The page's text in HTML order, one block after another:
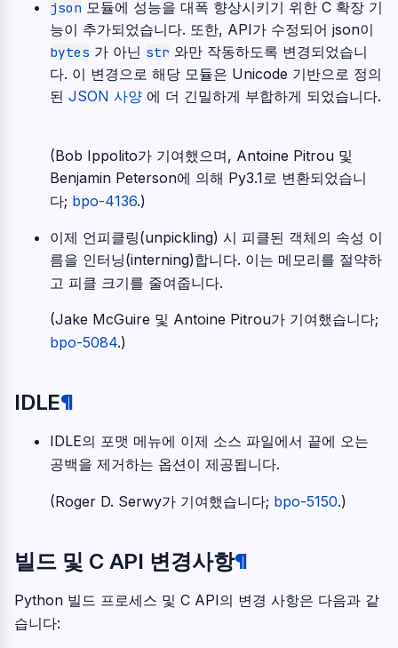
json 모듈에 성능을 대폭 향상시키기 위한 C 확장 기
능이 추가되었습니다. 또한, API가 수정되어 json이
bytes 가 아닌 str 와만 작동하도록 변경되었습니
다. 이 변경으로 해당 모듈은 Unicode 기반으로 정의
된 JSON 사양 에 더 긴밀하게 부합하게 되었습니다.
(Bob Ippolito가 기여했으며, Antoine Pitrou 및
Benjamin Peterson에 의해 Py3.1로 변환되었습니
다; bpo-4136.)
이제 언피클링(unpickling) 시 피클된 객체의 속성 이
름을 인터닝(interning)합니다. 이는 메모리를 절약하
고 피클 크기를 줄여줍니다.
(Jake McGuire 및 Antoine Pitrou가 기여했습니다;
bpo-5084.)
IDLE¶
IDLE의 포맷 메뉴에 이제 소스 파일에서 끝에 오는
공백을 제거하는 옵션이 제공됩니다.
(Roger D. Serwy가 기여했습니다; bpo-5150.)
빌드 및 C API 변경사항¶
Python 빌드 프로세스 및 C API의 변경 사항은 다음과 같
습니다: